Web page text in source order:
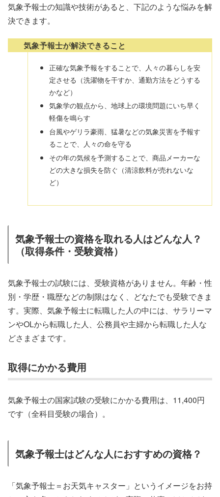
気象予報士の知識や技術があると、下記のような悩みを解
決できます。
気象予報士が解決できること
正確な気象予報をすることで、人々の暮らしを安
定させる（洗濯物を干すか、通勤方法をどうする
かなど）
気象学の観点から、地球上の環境問題にいち早く
軽傷を鳴らす
台風やゲリラ豪雨、猛暑などの気象災害を予報す
ることで、人々の命を守る
その年の気候を予測することで、商品メーカーな
どの大きな損失を防ぐ（清涼飲料が売れないな
ど）
気象予報士の資格を取れる人はどんな人？
（取得条件・受験資格）
気象予報士の試験には、受験資格がありません。年齢・性
別・学歴・職歴などの制限はなく、どなたでも受験できま
す。実際、気象予報士に転職した人の中には、サラリーマ
ンやOLから転職した人、公務員や主婦から転職した人な
どさまざまです。
取得にかかる費用
気象予報士の国家試験の受験にかかる費用は、11,400円
です（全科目受験の場合）。
気象予報士はどんな人におすすめの資格？
「気象予報士＝お天気キャスター」というイメージをお持